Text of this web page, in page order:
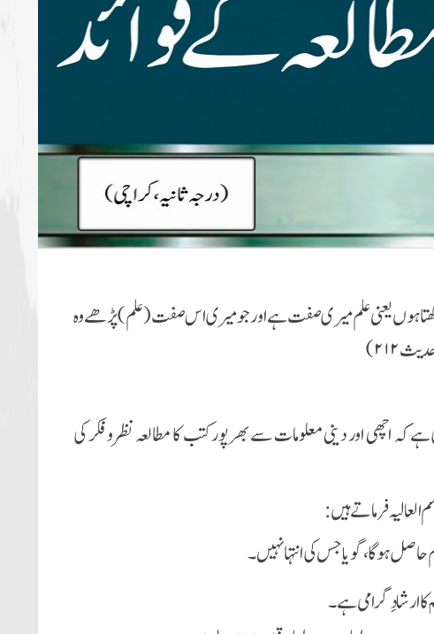
ہوں یعنی علم میری صفت ہے اور جو میری اس صفت (علم) پڑھے وہ
کہ اچھی اور دینی معلومات سے بھرپور کتب کا مطالعہ نظرو فکر کی
حاصل ہوگا ، گویا جس کی انتہا نہیں۔
کا ارشادِ گرامی ہے۔